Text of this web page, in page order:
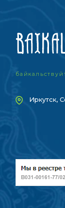
Иркутск,